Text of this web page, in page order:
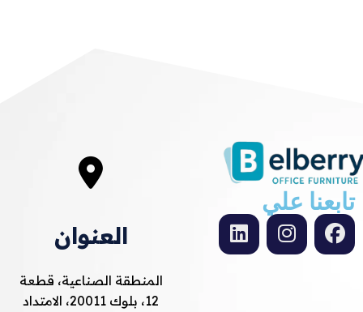
تابعنا علي
العنوان
المنطقة الصناعية، قطعة
12، بلوك 20011، الامتداد